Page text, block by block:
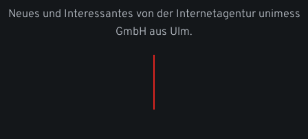
Neues und Interessantes von der Internetagentur unimess
GmbH aus Ulm.